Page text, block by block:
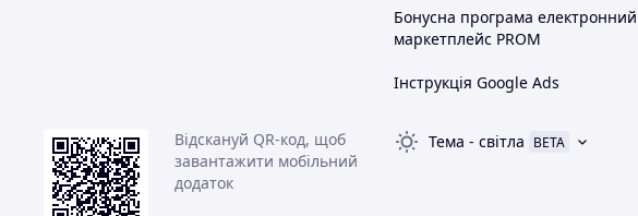
Бонусна програма електронний
маркетплейс PROM
Інструкція Google Ads
Відскануй QR-код, щоб
завантажити мобільний
додаток
Тема - світла BETA